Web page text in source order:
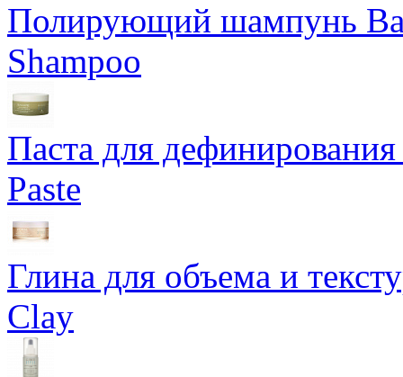
Полирующий шампунь
Shampoo
Паста для
Paste
Глина для объема и
Clay